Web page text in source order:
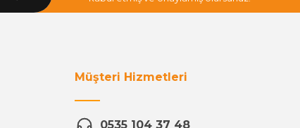
Müşteri Hizmetleri
0535 104 37 48